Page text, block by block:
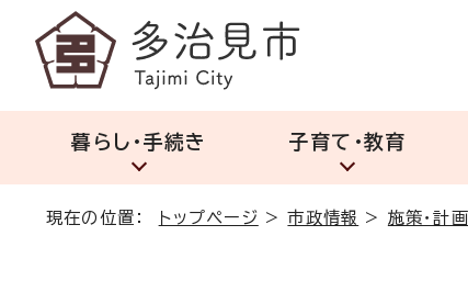
暮らし・手続き 子育て・教育
現在の位置： トップページ >市政情報 > 施策・計画